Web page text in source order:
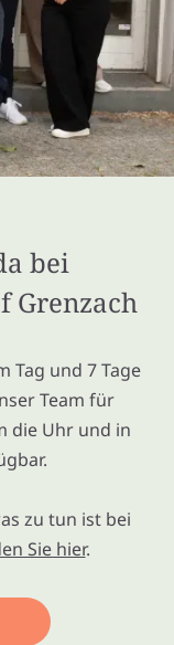
bei
Grenzach
Tag und 7 Tage
Team für
die Uhr und in
zu tun ist bei
Sie hier.